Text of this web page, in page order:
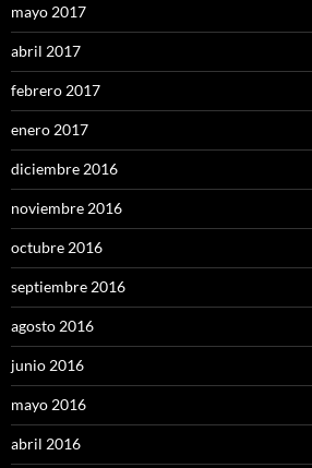
mayo 2017
abril 2017
febrero 2017
enero 2017
diciembre 2016
noviembre 2016
octubre 2016
septiembre 2016
agosto 2016
junio 2016
mayo 2016
abril 2016